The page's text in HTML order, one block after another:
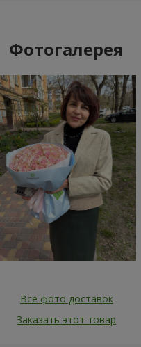
Фотогалерея
Все фото доставок
Заказать этот товар